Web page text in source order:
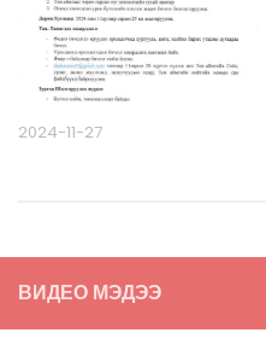
2024-11-27
ВИДЕО МЭДЭЭ